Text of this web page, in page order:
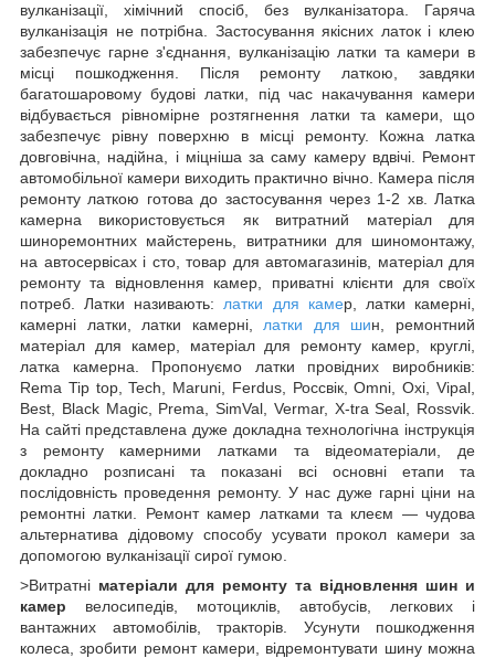
вулканізації, хімічний спосіб, без вулканізатора. Гаряча
вулканізація не потрібна. Застосування якісних латок і клею
забезпечує гарне з'єднання, вулканізацію латки та камери в
місці пошкодження. Після ремонту латкою, завдяки
багатошаровому будові латки, під час накачування камери
відбувається рівномірне розтягнення латки та камери, що
забезпечує рівну поверхню в місці ремонту. Кожна латка
довговічна, надійна, і міцніша за саму камеру вдвічі. Ремонт
автомобільної камери виходить практично вічно. Камера після
ремонту латкою готова до застосування через 1-2 хв. Латка
камерна використовується як витратний матеріал для
шиноремонтних майстерень, витратники для шиномонтажу,
на автосервісах і сто, товар для автомагазинів, матеріал для
ремонту та відновлення камер, приватні клієнти для своїх
потреб. Латки називають: латки для камер, латки камерні,
камерні латки, латки камерні,
латки для шин, ремонтний
матеріал для камер, матеріал для ремонту камер, круглі,
латка камерна. Пропонуємо латки провідних виробників:
Rema Tip top, Tech, Maruni, Ferdus, Россвік, Omni, Oxi, Vipal,
Best, Black Magic, Prema, SimVal, Vermar, X-tra Seal, Rossvik.
На сайті представлена дуже докладна технологічна інструкція
з ремонту камерними латками та відеоматеріали, де
докладно розписані та показані всі основні етапи та
послідовність проведення ремонту. У нас дуже гарні ціни на
ремонтні латки. Ремонт камер латками та клеєм — чудова
альтернатива дідовому способу усувати прокол камери за
допомогою вулканізації сирої гумою.
>Витратні матеріали для ремонту та відновлення шин и
камер велосипедів, мотоциклів, автобусів, легкових і
вантажних автомобілів, тракторів. Усунути пошкодження
колеса, зробити ремонт камери, відремонтувати шину можна